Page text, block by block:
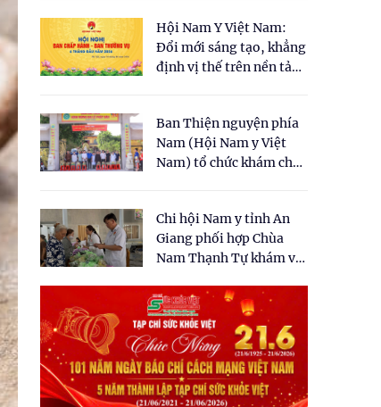
Hội Nam Y Việt Nam:
Đổi mới sáng tạo, khẳng
định vị thế trên nền tảng
Ban Thiện nguyện phía
Nam (Hội Nam y Việt
Nam) tổ chức khám chữa
dân tại xã Tân Tập
Chi hội Nam y tỉnh An
Giang phối hợp Chùa
Nam Thạnh Tự khám và
nhân dân